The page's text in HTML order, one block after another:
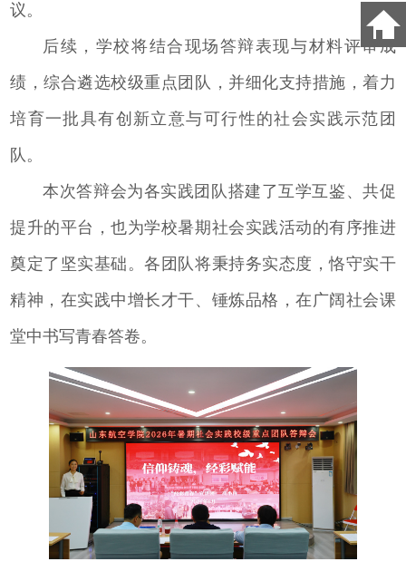
议。
后续，学校将结合现场答辩表现与材料评审成
绩，综合遴选校级重点团队，并细化支持措施，着力
培育一批具有创新立意与可行性的社会实践示范团
队。
本次答辩会为各实践团队搭建了互学互鉴、共促
提升的平台，也为学校暑期社会实践活动的有序推进
奠定了坚实基础。各团队将秉持务实态度，恪守实干
精神，在实践中增长才干、锤炼品格，在广阔社会课
堂中书写青春答卷。